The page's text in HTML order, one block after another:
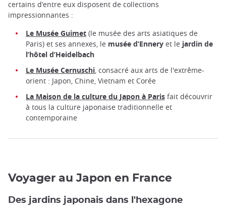
certains d’entre eux disposent de collections
impressionnantes :
Le Musée Guimet (le musée des arts asiatiques de
Paris) et ses annexes, le musée d’Ennery et le jardin de
l’hôtel d’Heidelbach
Le Musée Cernuschi , consacré aux arts de l'extrême-
orient : Japon, Chine, Vietnam et Corée
La Maison de la culture du Japon à Paris fait découvrir
à tous la culture japonaise traditionnelle et
contemporaine
Voyager au Japon en France
Des jardins japonais dans l'hexagone